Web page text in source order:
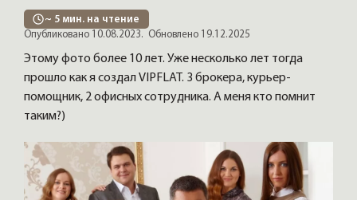
~ 5 мин. на чтение
Опубликовано 10.08.2023. Обновлено 19.12.2025
Этому фото более 10 лет. Уже несколько лет тогда
прошло как я создал VIPFLAT. 3 брокера, курьер-
помощник, 2 офисных сотрудника. А меня кто помнит
таким?)